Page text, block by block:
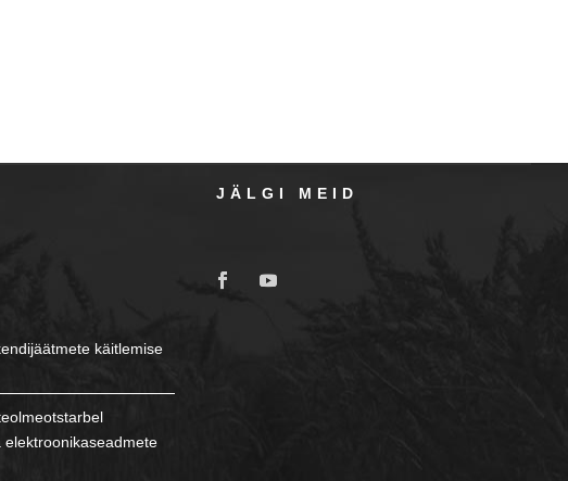
käitlemise
elektroonikaseadmete
JÄLGI MEID